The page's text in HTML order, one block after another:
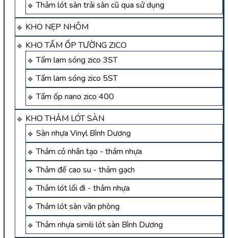
Thảm lót sàn trải sàn cũ qua sử dụng
KHO NẸP NHÔM
KHO TẤM ỐP TƯỜNG ZICO
Tấm lam sóng zico 3ST
Tấm lam sóng zico 5ST
Tấm ốp nano zico 400
KHO THẢM LÓT SÀN
Sàn nhựa Vinyl Bình Dương
Thảm cỏ nhân tạo - thảm nhựa
Thảm đế cao su - thảm gạch
Thảm lót lối đi - thảm nhựa
Thảm lót sàn văn phòng
Thảm nhựa simili lót sàn Bình Dương